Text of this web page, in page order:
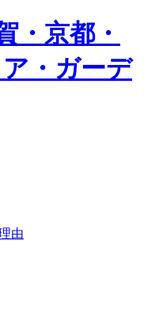
・京都・
・ガーデ
由